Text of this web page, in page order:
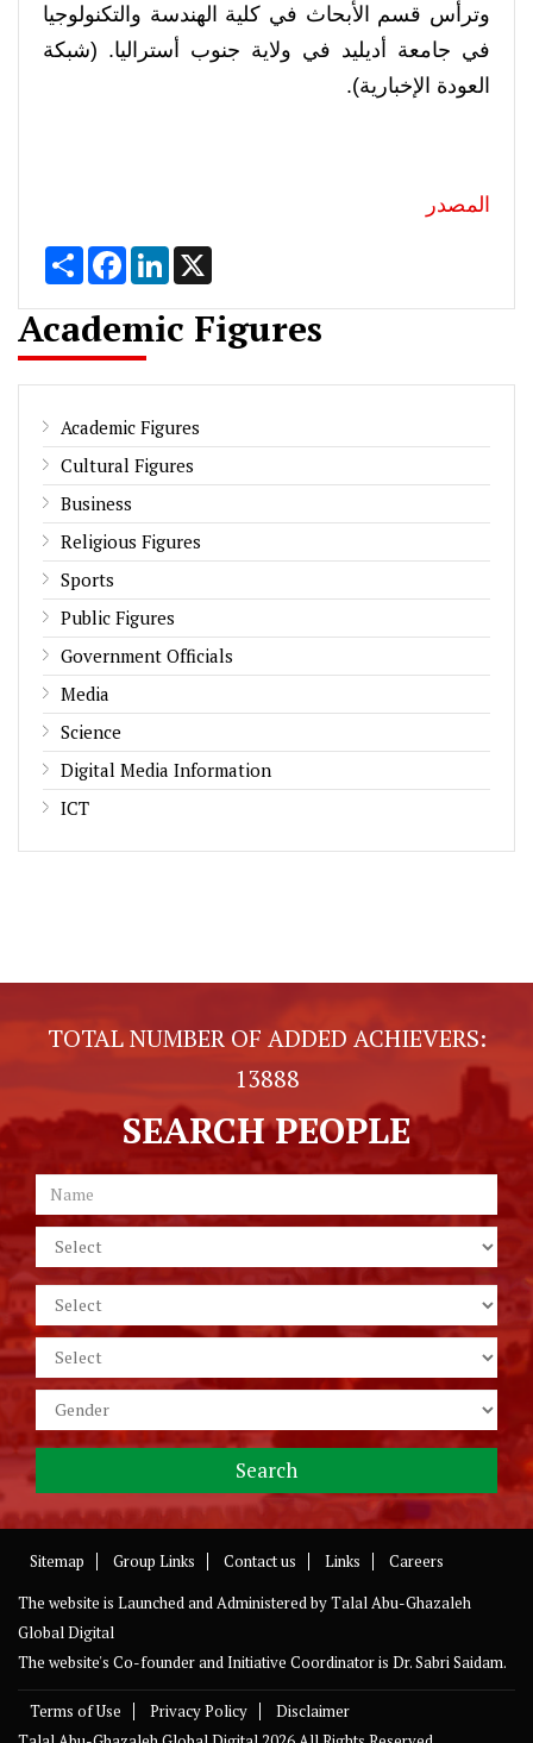
وترأس قسم الأبحاث في كلية الهندسة والتكنولوجيا
في جامعة أديليد في ولاية جنوب أستراليا. (شبكة
العودة الإخبارية).
المصدر
Share FacebookLinkedIn
Academic Figures
Academic Figures
Cultural Figures
Business
Religious Figures
Sports
Public Figures
Government Officials
Media
Science
Digital Media Information
ICT
TOTAL NUMBER OF ADDED ACHIEVERS:
13888
SEARCH PEOPLE
Sitemap Group Links Contact us Links
Careers
The website is Launched and Administered byTalal Abu-Ghazaleh
Global Digital
The website's Co-founder and Initiative Coordinator is Dr. Sabri Saidam.
Terms of Use Privacy Policy
Disclaimer